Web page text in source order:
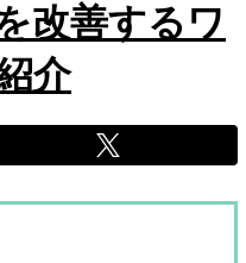
改善するワ
介